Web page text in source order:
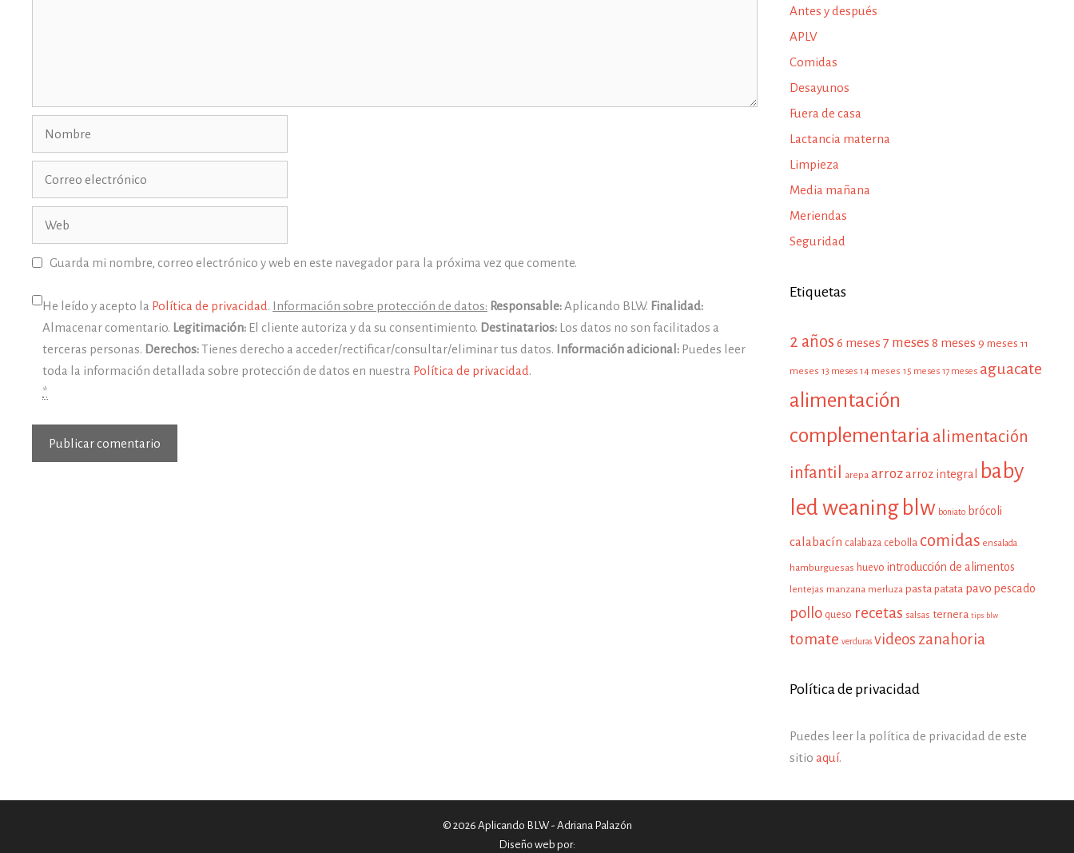
Guarda mi nombre, correo electrónico y web en este navegador para la próxima vez que comente.
He leído y acepto la Política de privacidad . Información sobre protección de datos: Responsable:Aplicando BLW. Finalidad:
Almacenar comentario. Legitimación: El cliente autoriza y da su consentimiento. Destinatarios: Los datos no son facilitados a
terceras personas. Derechos:Tienes derecho a acceder/rectificar/consultar/eliminar tus datos. Información adicional: Puedes leer
toda la información detallada sobre protección de datos en nuestra Política de privacidad .
*
Antes y después
APLV
Comidas
Desayunos
Fuera de casa
Lactancia materna
Limpieza
Media mañana
Meriendas
Seguridad
Etiquetas
2 años 6 meses 7 meses 8 meses 9 meses 11
meses 13 meses 14 meses 15 meses 17 meses aguacate
alimentación
complementaria alimentación
infantil
arepa arroz arroz integral
baby
led weaning blw boniato brócoli
calabacín calabaza cebolla comidas ensalada
hamburguesas huevo introducción de alimentos
lentejas manzana merluza pasta patata pavo pescado
pollo queso recetas salsas ternera tips blw
tomate verduras videos zanahoria
Política de privacidad
Puedes leer la política de privacidad de este
sitio aquí.
© 2026 Aplicando BLW - Adriana Palazón
Diseño web por: